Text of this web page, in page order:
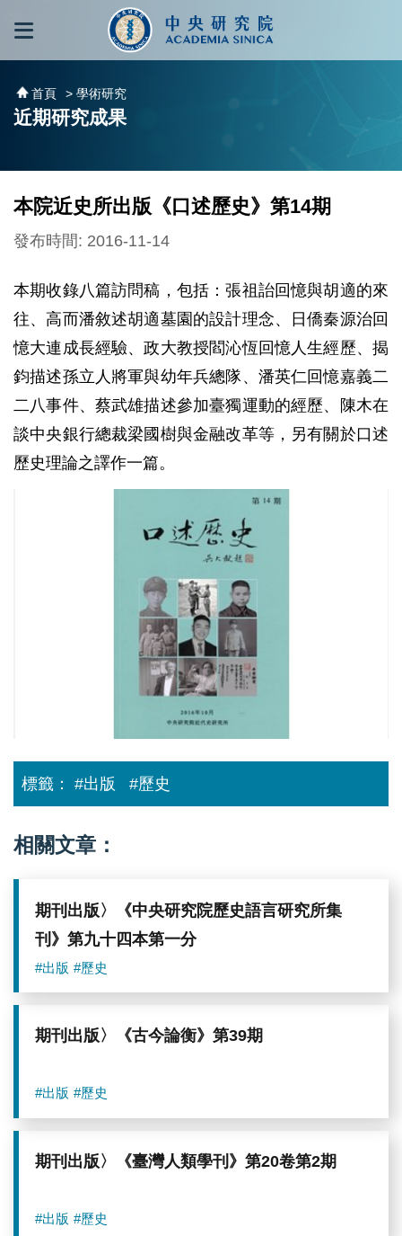
跳到主要內容區塊
首頁 > 學術研究
近期研究成果
本院近史所出版《口述歷史》第14期
發布時間: 2016-11-14
本期收錄八篇訪問稿，包括：張祖詒回憶與胡適的來
往、高而潘敘述胡適墓園的設計理念、日僑秦源治回
憶大連成長經驗、政大教授閻沁恆回憶人生經歷、揭
鈞描述孫立人將軍與幼年兵總隊、潘英仁回憶嘉義二
二八事件、蔡武雄描述參加臺獨運動的經歷、陳木在
談中央銀行總裁梁國樹與金融改革等，另有關於口述
歷史理論之譯作一篇。
標籤： #出版 #歷史
相關文章：
期刊出版〉《中央研究院歷史語言研究所集
刊》第九十四本第一分
#出版 #歷史
期刊出版〉《古今論衡》第39期
#出版 #歷史
期刊出版〉《臺灣人類學刊》第20卷第2期
#出版 #歷史